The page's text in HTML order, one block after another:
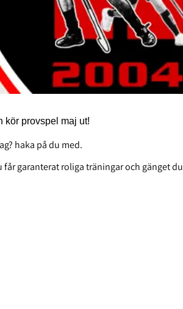
kör provspel maj ut!
haka på du med.
garanterat roliga träningar och gänget du